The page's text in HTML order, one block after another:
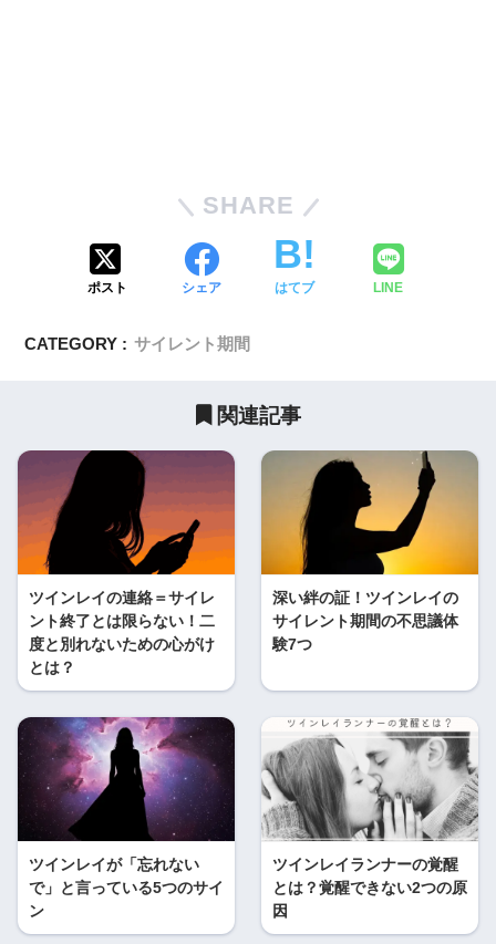
SHARE
ポスト シェア はてブ LINE
CATEGORY : サイレント期間
関連記事
ツインレイの連絡＝サイレ
ント終了とは限らない！二
度と別れないための心がけ
とは？
深い絆の証！ツインレイの
サイレント期間の不思議体
験7つ
ツインレイが「忘れない
で」と言っている5つのサイ
ン
ツインレイランナーの覚醒
とは？覚醒できない2つの原
因